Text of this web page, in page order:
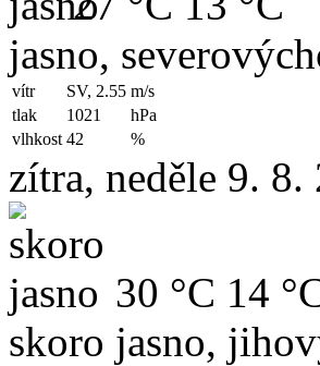
jasno,
vítr SV, 2.55 m/s
tlak
1021
hPa
vlhkost 42 %
zítra, neděle 9. 8.
30 °C 14
skoro jasno,